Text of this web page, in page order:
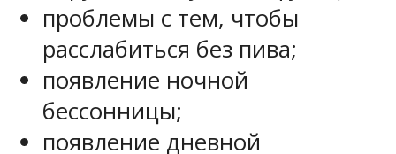
проблемы с тем, чтобы
расслабиться без пива;
появление ночной
бессонницы;
появление дневной